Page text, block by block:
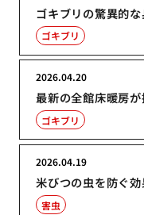
ゴキブリの驚異的
ゴキブリ
最新の全館床暖房
2026.04.20
ゴキブリ
米びつの虫を防ぐ
2026.04.19
害虫